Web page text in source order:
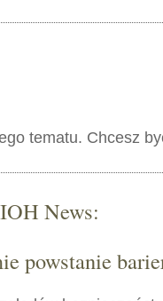
tematu. Chcesz
News:
powstanie